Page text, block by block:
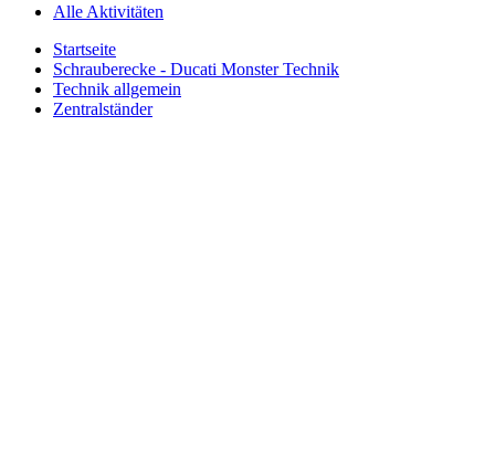
Alle Aktivitäten
Startseite
Schrauberecke - Ducati Monster Technik
Technik allgemein
Zentralständer